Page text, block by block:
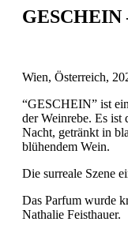
GESCHEIN
Wien, Österreich,
“GESCHEIN” ist
der Weinrebe. Es
Nacht, getränkt in
blühendem Wein.
Die surreale Szene
Das Parfum wurde
Nathalie Feisthauer.